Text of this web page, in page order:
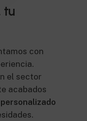
tu
con
el sector
acabados